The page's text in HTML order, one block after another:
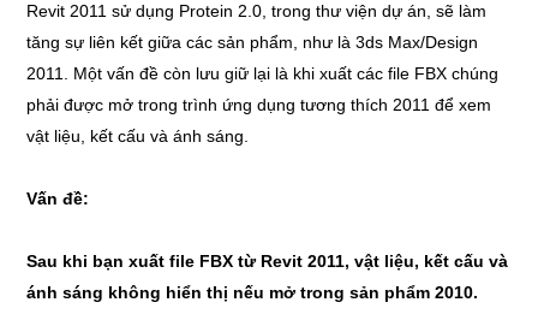
Revit 2011 sử dụng Protein 2.0, trong thư viện dự án, sẽ làm
tăng sự liên kết giữa các sản phẩm, như là 3ds Max/Design
2011. Một vấn đề còn lưu giữ lại là khi xuất các file FBX chúng
phải được mở trong trình ứng dụng tương thích 2011 để xem
vật liệu, kết cấu và ánh sáng.
Vấn đề:
Sau khi bạn xuất file FBX từ Revit 2011, vật liệu, kết cấu và
ánh sáng không hiển thị nếu mở trong sản phẩm 2010.